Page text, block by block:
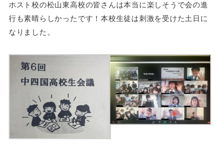
ホスト校の松山東高校の皆さんは本当に楽しそうで会の進
行も素晴らしかったです！本校生徒は刺激を受けた土日に
なりました。